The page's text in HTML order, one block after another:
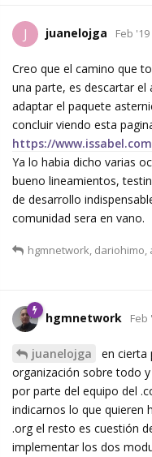
J juanelojga Feb '19
Creo que el camino que
una parte, es descartar
adaptar el paquete
concluir viendo esta
https://
Ya lo habia dicho varias
bueno lineamientos,
de desarrollo
comunidad sera en vano.
hgmnetwork, dariohimo,
hgmnetwork Feb
juanelojga
en cierta
organización sobre todo
por parte del equipo del
indicarnos lo que quieren
.org el resto es cuestión
implementar los dos